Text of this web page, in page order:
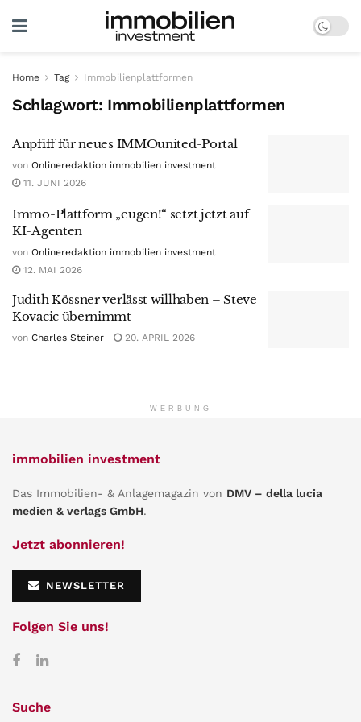
Home Tag Immobilienplattformen
Schlagwort: Immobilienplattformen
Anpfiff für neues IMMOunited-Portal
von Onlineredaktion immobilien investment
11. JUNI 2026
Immo-Plattform „eugen!“ setzt jetzt auf
KI-Agenten
von Onlineredaktion immobilien investment
12. MAI 2026
Judith Kössner verlässt willhaben – Steve
Kovacic übernimmt
von Charles Steiner 20. APRIL 2026
WERBUNG
immobilien investment
Das Immobilien- & Anlagemagazin von DMV – della lucia
medien & verlags GmbH.
Jetzt abonnieren!
NEWSLETTER
Folgen Sie uns!
Suche